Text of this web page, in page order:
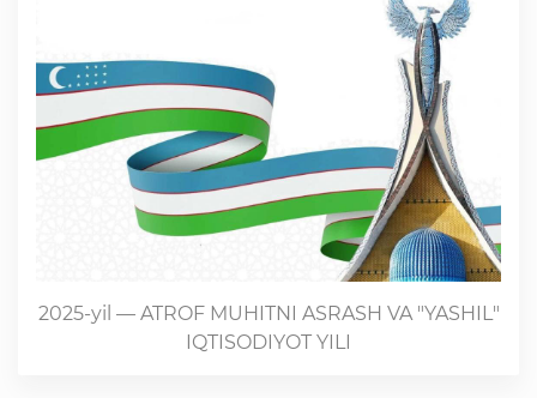
2025-yil — ATROF MUHITNI ASRASH VA "YASHIL"
IQTISODIYOT YILI